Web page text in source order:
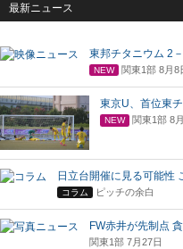
最新ニュース
東邦チタニウム 2
NEW 関東1部 8月8
東京U、首位東
NEW 関東1部 8
日立台開催に見る可能性
コラム ピッチの余白
FW赤井が先制点
関東1部 7月27日